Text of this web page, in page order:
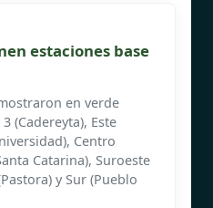
estaciones base
en verde
(Cadereyta), Este
Centro
Catarina), Suroeste
y Sur (Pueblo